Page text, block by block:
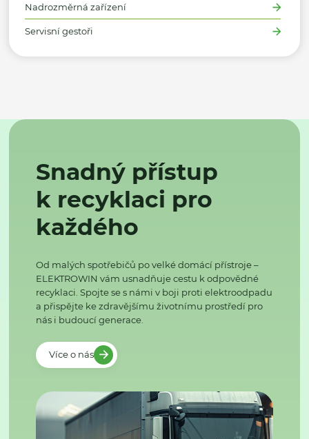
Nadrozměrná zařízení
Servisní gestoři
Snadný přístup
k recyklaci pro
každého
Od malých spotřebičů po velké domácí přístroje –
ELEKTROWIN vám usnadňuje cestu k odpovědné
recyklaci. Spojte se s námi v boji proti elektroodpadu
a přispějte ke zdravějšímu životnímu prostředí pro
nás i budoucí generace.
Více o nás